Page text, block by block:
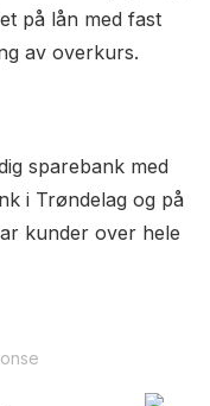
på lån med fast
av overkurs.
sparebank med
i Trøndelag og på
kunder over hele